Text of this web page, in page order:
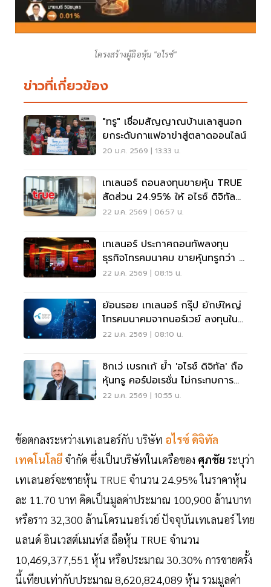
โครงสร้างผู้ถือหุ้น "อไรซ์"
ข่าวที่เกี่ยวข้อง
"ทรู" เชื่อมสัญญาณบ้านเลาสูนอก
ยกระดับกาแฟอาข่าสู่ตลาดออนไลน์
20 ม.ค. 2569 | 13:33 น.
เทเลนอร์ ถอนลงทุนขายหุ้น TRUE
สัดส่วน 24.95% ให้ อไรซ์ ดิจิทัล
ของศุภชัย เจียรวนนท์
22 ม.ค. 2569 | 06:57 น.
เทเลนอร์ ประกาศถอนทัพลงทุน
ธุรกิจโทรคมนาคม ขายหุ้นทรูกว่า 1
แสนล้าน ให้ 'ศุภชัย'
22 ม.ค. 2569 | 08:15 น.
ย้อนรอย เทเลนอร์ กรุ๊ป ยักษ์ใหญ่
โทรคมนาคมจากนอร์เวย์ ลงทุนใน
ไทย
22 ม.ค. 2569 | 08:10 น.
ซิกเว่ เบรกเก้ ย้ำ 'อไรซ์ ดิจิทัล' ถือ
หุ้นทรู คอร์ปอเรชั่น ไม่กระทบการ
ดำเนินงาน
22 ม.ค. 2569 | 10:55 น.
ข้อตกลงระหว่างเทเลนอร์กับ บริษัท อไรซ์ ดิจิทัล
เทคโนโลยี จำกัด ซึ่งเป็นบริษัทในเครือของ ศุภชัย ระบุว่า
เทเลนอร์จะขายหุ้น TRUE จำนวน 24.95% ในราคาหุ้น
ละ 11.70 บาท คิดเป็นมูลค่าประมาณ 100,900 ล้านบาท
หรือราว 32,300 ล้านโครนนอร์เวย์ ปัจจุบันเทเลนอร์ ไทย
แลนด์ อินเวสต์เมนท์ส ถือหุ้น TRUE จำนวน
10,469,377,551 หุ้น หรือประมาณ 30.30% การขายครั้ง
นี้เทียบเท่ากับประมาณ 8,620,824,089 หุ้น รวมมูลค่า